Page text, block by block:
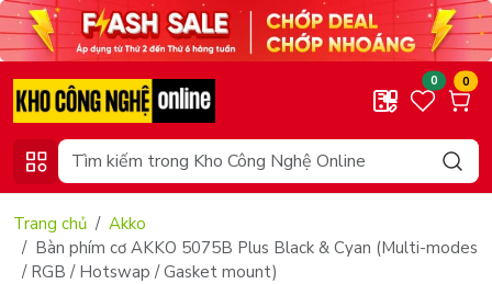
0 0
Trang chủ
Akko
Bàn phím cơ AKKO 5075B Plus Black & Cyan (Multi-modes
/ RGB / Hotswap / Gasket mount)